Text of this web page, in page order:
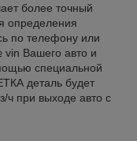
более точный
определения
по телефону или
vin Вашего авто и
специальной
деталь будет
ч при выходе авто с